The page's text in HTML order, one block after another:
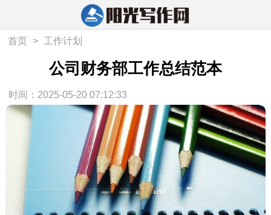
首页 > 工作计划
公司财务部工作总结范本
时间：2025-05-20 07:12:33